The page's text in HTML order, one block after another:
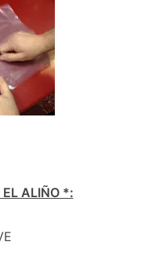
ALIÑO *: